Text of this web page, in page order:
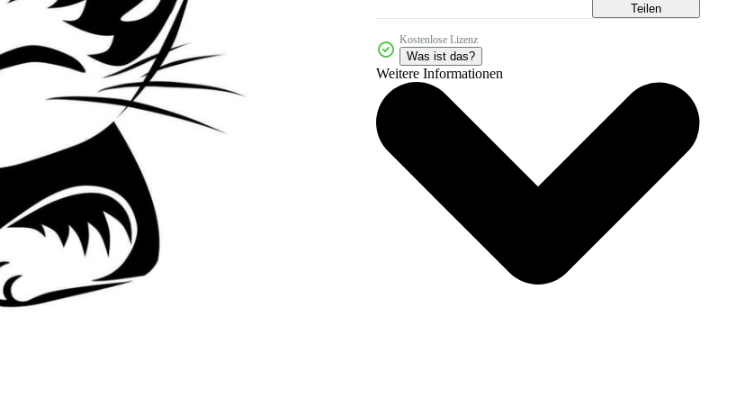
Teilen
Kostenlose Lizenz
Was ist das?
Weitere Informationen